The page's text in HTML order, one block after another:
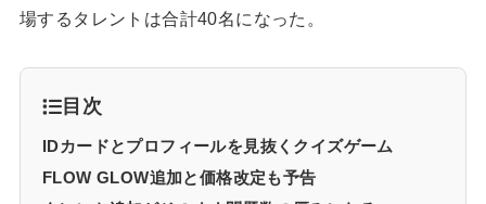
場するタレントは合計40名になった。
目次
IDカードとプロフィールを見抜くクイズゲーム
FLOW GLOW追加と価格改定も予告